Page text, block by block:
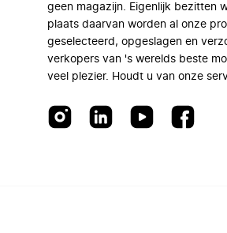
geen magazijn. Eigenlijk bezitten
plaats daarvan worden al onze
geselecteerd, opgeslagen en
verkopers van 's werelds beste
veel plezier. Houdt u van onze